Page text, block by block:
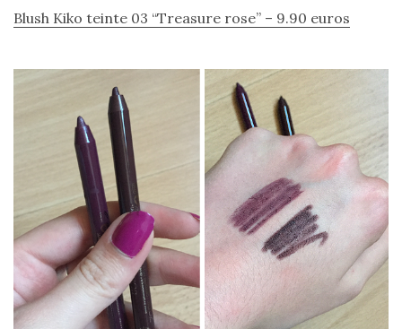
Comparatif :
les
sacs
Monceau
et
Mini
Blush Kiko teinte 03 “Treasure rose” – 9.90 euros